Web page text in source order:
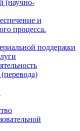
(научно-
и
процесса.
поддержки